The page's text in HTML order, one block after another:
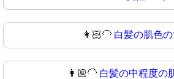
👩🏻‍🦲 白髪の肌色
👩🏼‍🦲 白髪の中程度の